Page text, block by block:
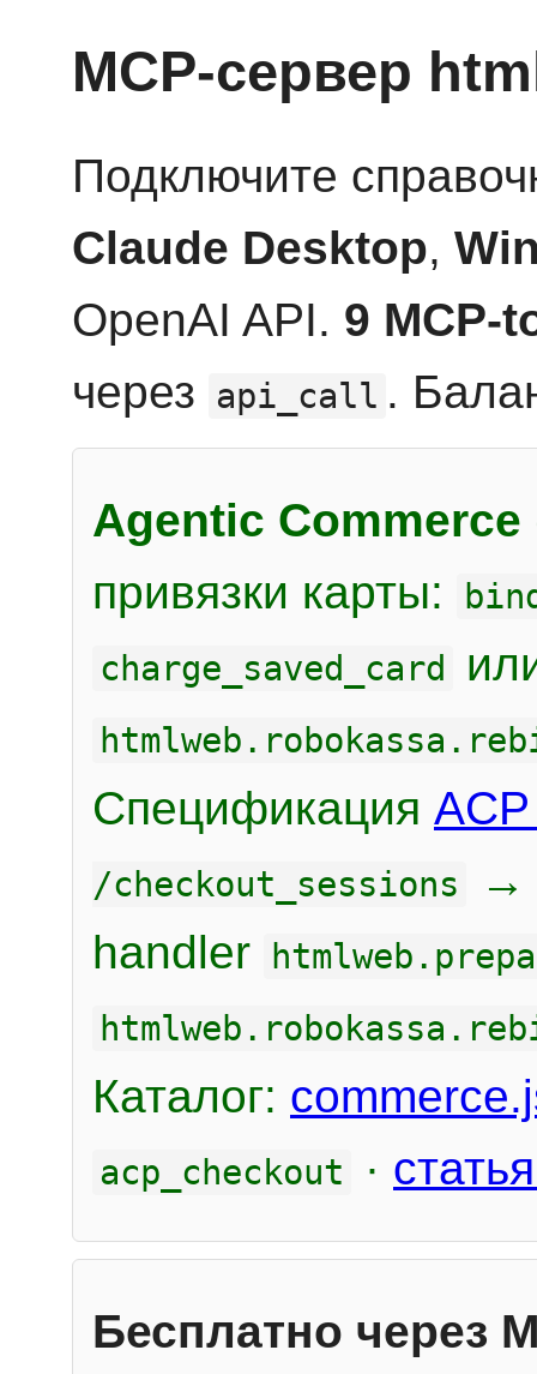
MCP-сервер
Подключите
Claude Desktop,
OpenAI API. 9 MCP-
через api_call .
Agentic Commerce
привязки карты:
charge_saved_card
Спецификация
/checkout_sessions
handler
Каталог:
acp_checkout ·
Бесплатно через